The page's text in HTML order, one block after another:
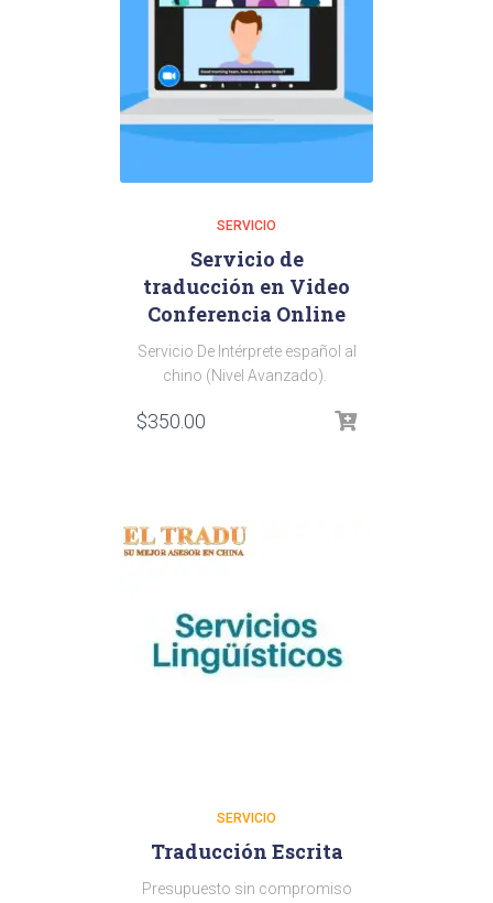
SERVICIO
Servicio de
traducción en Video
Conferencia Online
Servicio De Intérprete español al
chino (Nivel Avanzado)
$350.00
SERVICIO
Traducción Escrita
Presupuesto sin compromiso